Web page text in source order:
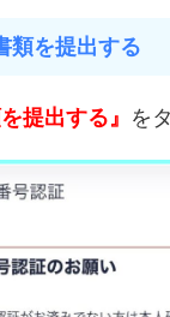
を提出する
提出する』 を